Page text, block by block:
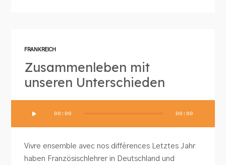
FRANKREICH
Zusammenleben mit
unseren Unterschieden
00:00 00:00
Vivre ensemble avec nos différences Letztes Jahr
haben Französischlehrer in Deutschland und